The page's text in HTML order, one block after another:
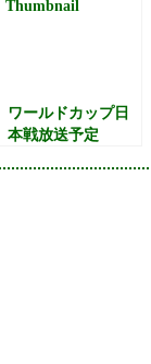
ワールドカップ日
本戦放送予定